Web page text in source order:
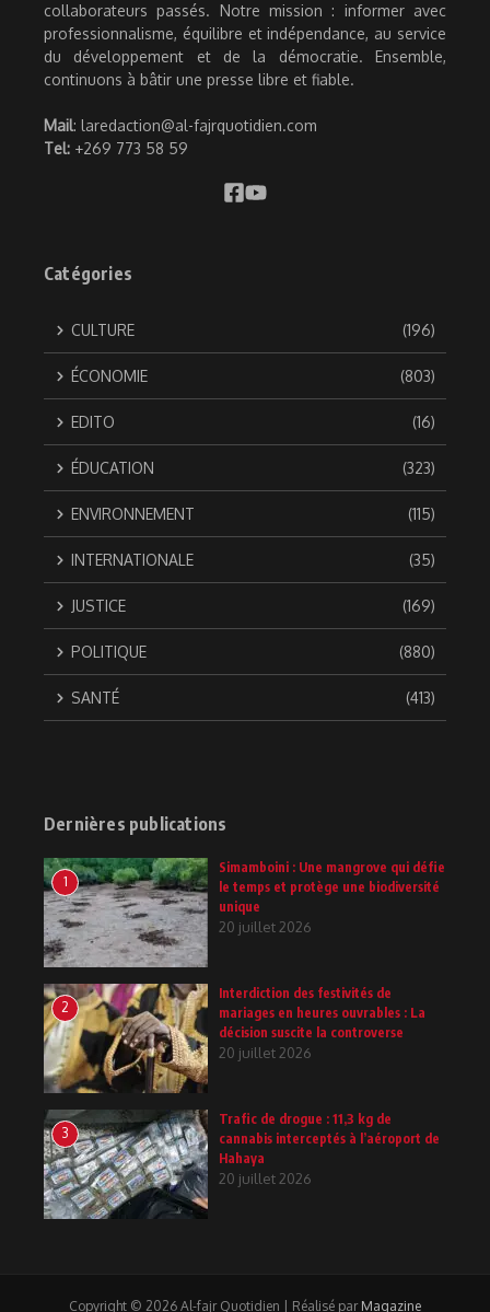
collaborateurs passés. Notre mission : informer avec
professionnalisme, équilibre et indépendance, au service
du développement et de la démocratie. Ensemble,
continuons à bâtir une presse libre et fiable.
Mail: laredaction@al-fajrquotidien.com
Tel: +269 773 58 59
Catégories
CULTURE (196)
ÉCONOMIE (803)
EDITO (16)
ÉDUCATION (323)
ENVIRONNEMENT (115)
INTERNATIONALE (35)
JUSTICE (169)
POLITIQUE (880)
SANTÉ (413)
Dernières publications
1
Simamboini : Une mangrove qui défie
le temps et protège une biodiversité
unique
20 juillet 2026
2
Interdiction des festivités de
mariages en heures ouvrables : La
décision suscite la controverse
20 juillet 2026
3
Trafic de drogue : 11,3 kg de
cannabis interceptés à l’aéroport de
Hahaya
20 juillet 2026
Copyright © 2026 Al-fajr Quotidien | Réalisé par Magazine